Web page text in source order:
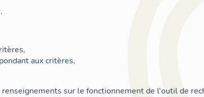
aux critères,
sur le fonctionnement de l'outil de